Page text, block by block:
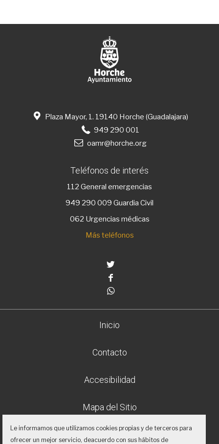
Plaza Mayor, 1. 19140 Horche (Guadalajara)
949 290 001
oamr@horche.org
Teléfonos de interés
112 General emergencias
949 290 009 Guardia Civil
062 Urgencias médicas
Más teléfonos
Inicio
Contacto
Accesibilidad
Mapa del Sitio
Aviso legal
Le informamos que utilizamos cookies propias y de terceros para
ofrecer un mejor servicio, deacuerdo con sus hábitos de